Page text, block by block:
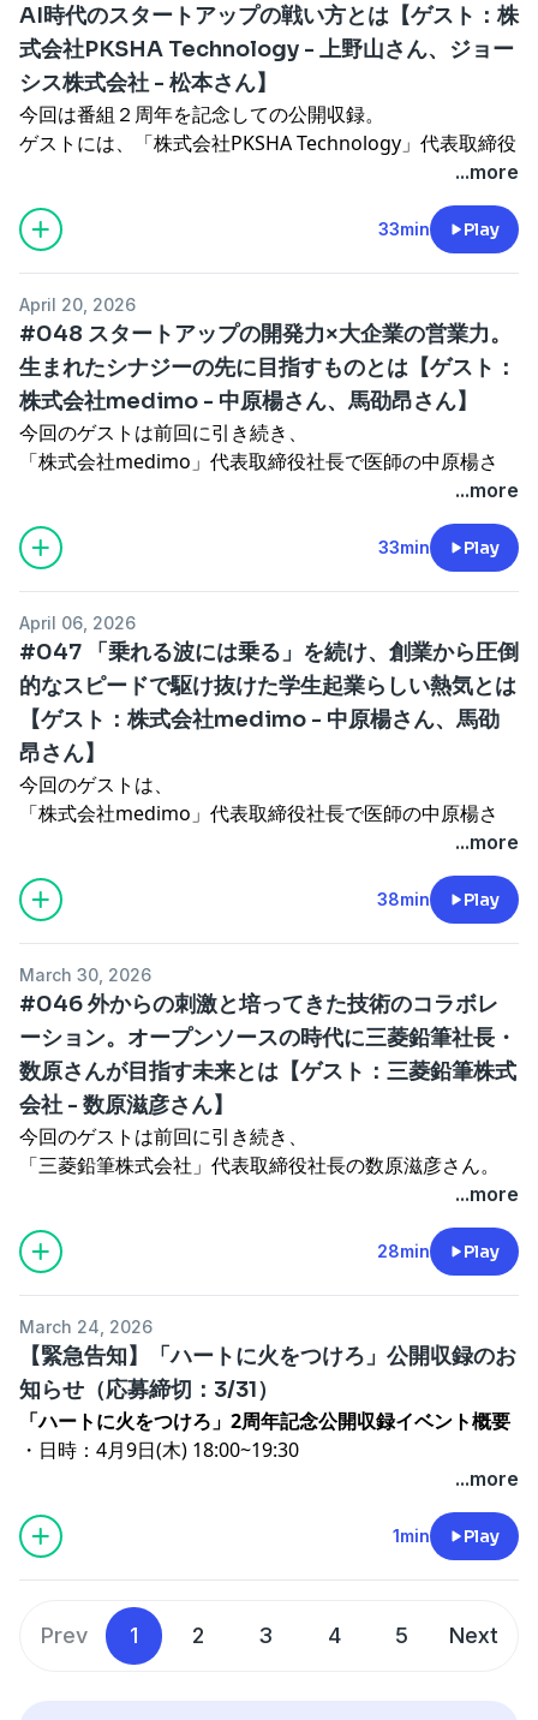
の委員等を多数歴任。
●番組へのメッセージフォーム
https://forms.gle/HsggHGEzxZhgJBkQ8
SNSからは「#ハートに火をつけろ」で感想などお待ちし
ております！
●起業・資金調達の相談
https://bit.ly/4c5h8h6
●制作
PitPa Podcast
https://pitpa.jp/
See Privacy Policy athttps://art19.com/privacyand
California Privacy Notice at
https://art19.com/privacy#do-not-sell-my-info
ト」などを牽引。現在は、みずほフィナンシャルグループ
執行役員CBDOとしてグループの新規事業を統括。経済産
業省J-Startup推薦委員、文部科学省次世代オープンイノ
ベーション懇談会委員、経団連スタートアップエコシステ
ム変革TF委員、東京大学大学院工学系研究科非常勤講
師、一般社団法人日本デジタル芸術スポーツ文化創造機構
の委員等を多数歴任。
●番組へのメッセージフォーム
https://forms.gle/HsggHGEzxZhgJBkQ8
SNSからは「#ハートに火をつけろ」で感想などお待ちし
ております！
●起業・資金調達の相談
https://bit.ly/4c5h8h6
PitPa Podcast
https://pitpa.jp/
See Privacy Policy athttps://art19.com/privacyand
California Privacy Notice at
https://art19.com/privacy#do-not-sell-my-info.
・お金と時間をどんなことに使うか
・AI時代に採用はどう変わったか
・採用とAIを掛け合わせて何が生まれるか
・採用、組織戦略について
・AI時代の子供達へのメッセージ
株式会社PKSHA Technology
代表取締役 上野山 勝也
https://x.com/KatsuyaUenoyama?s=20
ボストン コンサルティング グループ、グリー・インター
ナショナルを経て、東京大学松尾研究室にて博士（機械学
習）取得後、2012年PKSHATechnologyを創業。未来のソ
フトウエアの研究開発と社会実装をライフワークとし、人
と共進化/対話をする多様なAI・AIエージェントを創業以
来累計4400社以上に導入。
デジタル庁参与。内閣官房デジタル行財政改革会議委員な
会議）の「ヤング・グローバル・リーダーズYGL2020」
の一人に選出。
ジョーシス株式会社
代表取締役社長 松本 恭攝
https://x.com/Yasukane?s=20
A.T. Kearneyでのコンサルタントを経て、2009年にラクス
ルを創業。シェアリングエコノミーでのネット印刷事業で
2018年に上場し、日本最大級のネット印刷会社へと成長
を遂げる。2022年にジョーシスを設立し、Founder &
CEOとして、現在自身にとって2社目となるスタートアッ
プのマネジメントに従事。2023年より、ラクスルの会長
Forbes Japan「日本の起業家ランキング2017」で1位を獲
得、2019年にはハーバードビジネススクールでケースス
タディーにも取り上げられ、同年世界経済フォーラムの
Young Global Leadersに選出。
●番組へのメッセージフォーム
https://forms.gle/HsggHGEzxZhgJBkQ8
SNSからは「#ハートに火をつけろ」で感想などお待ちし
ております！
●起業・資金調達の相談
●制作
PitPa Podcast
https://pitpa.jp/
See Privacy Policy athttps://art19.com/privacyand
California Privacy Notice at
https://art19.com/privacy#do-not-sell-my-info
AI時代のスタートアップの戦い方とは【ゲスト：株
式会社PKSHA Technology - 上野山さん、ジョー
シス株式会社 - 松本さん】
今回は番組２周年を記念しての公開収録。
ゲストには、「株式会社PKSHA Technology」代表取締役
「ジョーシス株式会社」代表取締役社長の松本恭攝さんを
お呼びして、
AI、SaaSの死、スタートアップ、今の時代のプライベー
についてお聞きします。
●エピソード詳細
・PKSHA、ジョーシスはどんな会社か
・ジョーシスがグローバル展開する理由
・グローバルなSaaSはどう戦うか
・供給制約のあるものの価値
株式会社PKSHA Technology
代表取締役 上野山 勝也
https://x.com/KatsuyaUenoyama?s=20
ボストン コンサルティング グループ、グリー・インター
ナショナルを経て、東京大学松尾研究室にて博士（機械学
習）取得後、2012年PKSHATechnologyを創業。未来のソ
フトウエアの研究開発と社会実装をライフワークとし、人
と共進化/対話をする多様なAI・AIエージェントを創業以
デジタル庁参与。内閣官房デジタル行財政改革会議委員な
ど公務にも従事。2020年、世界経済フォーラム（ダボス
会議）の「ヤング・グローバル・リーダーズYGL2020」
の一人に選出。
ジョーシス株式会社
代表取締役社長 松本 恭攝
https://x.com/Yasukane?s=20
A.T. Kearneyでのコンサルタントを経て、2009年にラクス
ルを創業。シェアリングエコノミーでのネット印刷事業で
2018年に上場し、日本最大級のネット印刷会社へと成長
を遂げる。2022年にジョーシスを設立し、Founder &
CEOとして、現在自身にとって2社目となるスタートアッ
プのマネジメントに従事。2023年より、ラクスルの会長
を歴任。
Forbes Japan「日本の起業家ランキング2017」で1位を獲
得、2019年にはハーバードビジネススクールでケースス
タディーにも取り上げられ、同年世界経済フォーラムの
Young Global Leadersに選出。
●番組へのメッセージフォーム
https://forms.gle/HsggHGEzxZhgJBkQ8
ております！
●起業・資金調達の相談
https://bit.ly/4c5h8h6
...more
33min Play
April 20, 2026
#048 スタートアップの開発力×大企業の営業力。
生まれたシナジーの先に目指すものとは【ゲスト：
株式会社medimo - 中原楊さん、馬劭昂さん】
今回のゲストは前回に引き続き、
「株式会社medimo」代表取締役社長で医師の中原楊さ
medimo、スズケンで挑戦しようと思っていること、
個人で抱いている野望についてお聞きします。
●エピソード詳細
・スズケンへのグループインの理由
・グループインで生まれたシナジー
・スタートアップが大企業と組む意味
・大企業の持つアントレプレナーシップ
・今後企業として挑戦していきたいこと
・中原さん、馬さんの個人としての野望
中原 楊
https://x.com/YoN20000118?s=20
medimoプロダクト責任者。採用面ではPdMやPjM、テッ
クリードを担当。高校在学中に未踏Jr2017年採択。慶應義
塾大学医学部では、システム神経科学とAI技術の医療応用
について研究。株式会社MICINを経て、medimoを共同創
業。
馬 劭昂 https://x.com/umaumaBCI?s=20
medimo事業責任者。採用面ではFSやCS、企画職などの
Bizサイドを担当。東京大学医学部在学中より株式会社
Arayaや松尾研究所でのAI開発に従事したのち、medimo
を共同創業。
●番組へのメッセージフォーム
https://forms.gle/HsggHGEzxZhgJBkQ8
SNSからは「#ハートに火をつけろ」で感想などお待ちし
ております！
●起業・資金調達の相談
https://bit.ly/4c5h8h6
https://pitpa.jp/
See Privacy Policy at
https://art19.com/privacyand
California Privacy Notice at
https://art19.com/privacy#do-not-sell-my-info
...more
33min Play
April 06, 2026
#047 「乗れる波には乗る」を続け、創業から圧倒
的なスピードで駆け抜けた学生起業らしい熱気とは
【ゲスト：株式会社medimo - 中原楊さん、馬劭
昂さん】
今回のゲストは、
「株式会社medimo」代表取締役社長で医師の中原楊さ
なぜmedimoを起業したのか、おふたりの生い立ち、
今どんなことに挑戦しようとしているのかについてお聞き
●エピソード詳細
・現在の起業のハードル
・馬さん、中原さんの生い立ち
・知り合ったきっかけ
・医学部に進学した理由
・「起業」という選択肢をなぜ選んだか
●ゲスト紹介
中原 楊https://x.com/YoN20000118?s=20
medimoプロダクト責任者。採用面ではPdMやPjM、テッ
クリードを担当。高校在学中に未踏Jr2017年採択。慶應義
塾大学医学部では、システム神経科学とAI技術の医療応用
について研究。株式会社MICINを経て、medimoを共同創
業。
Bizサイドを担当。東京大学医学部在学中より株式会社
Arayaや松尾研究所でのAI開発に従事したのち、medimo
●番組へのメッセージフォーム
...more
38min Play
March 30, 2026
#046 外からの刺激と培ってきた技術のコラボレ
ーション。オープンソースの時代に三菱鉛筆社長・
数原さんが目指す未来とは【ゲスト：三菱鉛筆株式
会社 - 数原滋彦さん】
今回のゲストは前回に引き続き、
「三菱鉛筆株式会社」代表取締役社長の数原滋彦さん。
数原さんがこれから挑戦したいことについてお聞きしま
す。
・異業種とコラボレーションする理由
・化粧品事業を始めたロジック
・中途採用で得た外からの刺激
・時代に合わせたカルチャー作り
・スタートアップ企業との挑戦
・AIとのキャッチボールが生む可能性
1979年、東京都生まれ。慶應義塾大学経済学部卒業。野
村総合研究所を経て、2005年に三菱鉛筆に入社。海外営
...more
28min Play
March 24, 2026
【緊急告知】「ハートに火をつけろ」公開収録のお
知らせ（応募締切：3/31）
「ハートに火をつけろ」2周年記念公開収録イベント概要
・日時：4月9日(木) 18:00~19:30
・場所：CIRCLEbyANRI（東京都港区六本木6丁目10−1
・スピーカー：PKSHA Technology 上野山 勝也さん、
Josys 松本恭攝さん、ANRI ジェネラル・パートナー 佐俣
詳細はこちらから！
...more
1min Play
Prev 1 2 3 4 5 Next